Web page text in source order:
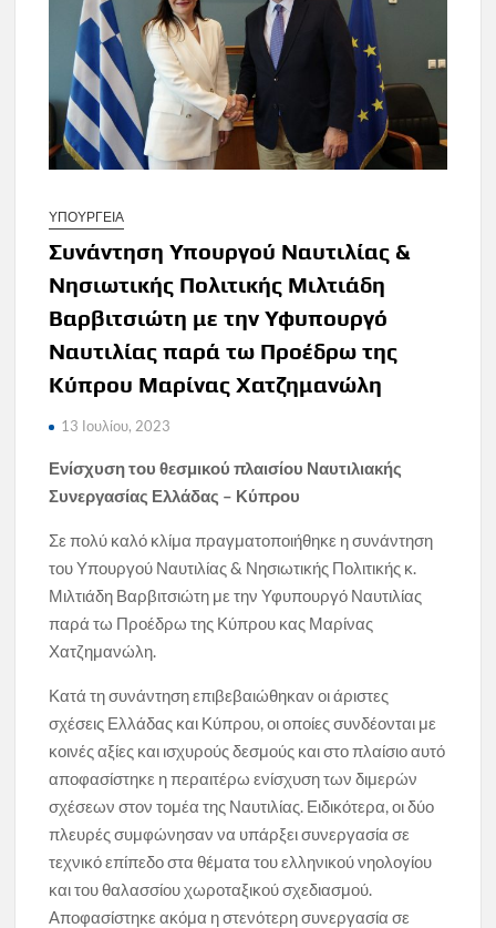
ΥΠΟΥΡΓΕΙΑ
Συνάντηση Υπουργού Ναυτιλίας &
Νησιωτικής Πολιτικής Μιλτιάδη
Βαρβιτσιώτη με την Υφυπουργό
Ναυτιλίας παρά τω Προέδρω της
Κύπρου Μαρίνας Χατζημανώλη
13 Ιουλίου, 2023
Ενίσχυση του θεσμικού πλαισίου Ναυτιλιακής
Συνεργασίας Ελλάδας – Κύπρου
Σε πολύ καλό κλίμα πραγματοποιήθηκε η συνάντηση
του Υπουργού Ναυτιλίας & Νησιωτικής Πολιτικής κ.
Μιλτιάδη Βαρβιτσιώτη με την Υφυπουργό Ναυτιλίας
παρά τω Προέδρω της Κύπρου κας Μαρίνας
Χατζημανώλη.
Κατά τη συνάντηση επιβεβαιώθηκαν οι άριστες
σχέσεις Ελλάδας και Κύπρου, οι οποίες συνδέονται με
κοινές αξίες και ισχυρούς δεσμούς και στο πλαίσιο αυτό
αποφασίστηκε η περαιτέρω ενίσχυση των διμερών
σχέσεων στον τομέα της Ναυτιλίας. Ειδικότερα, οι δύο
πλευρές συμφώνησαν να υπάρξει συνεργασία σε
τεχνικό επίπεδο στα θέματα του ελληνικού νηολογίου
και του θαλασσίου χωροταξικού σχεδιασμού.
Αποφασίστηκε ακόμα η στενότερη συνεργασία σε